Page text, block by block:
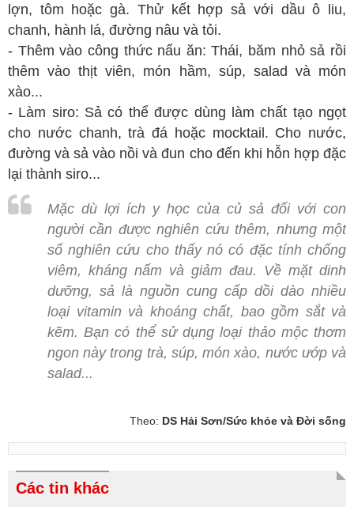
lợn, tôm hoặc gà. Thử kết hợp sả với dầu ô liu,
chanh, hành lá, đường nâu và tỏi.
- Thêm vào công thức nấu ăn: Thái, băm nhỏ sả rồi
thêm vào thịt viên, món hầm, súp, salad và món
xào...
- Làm siro: Sả có thể được dùng làm chất tạo ngọt
cho nước chanh, trà đá hoặc mocktail. Cho nước,
đường và sả vào nồi và đun cho đến khi hỗn hợp đặc
lại thành siro...
Mặc dù lợi ích y học của củ sả đối với con
người cần được nghiên cứu thêm, nhưng một
số nghiên cứu cho thấy nó có đặc tính chống
viêm, kháng nấm và giảm đau. Về mặt dinh
dưỡng, sả là nguồn cung cấp dồi dào nhiều
loại vitamin và khoáng chất, bao gồm sắt và
kẽm. Bạn có thể sử dụng loại thảo mộc thơm
ngon này trong trà, súp, món xào, nước ướp và
salad...
Theo: DS Hải Sơn/Sức khỏe và Đời sống
Các tin khác